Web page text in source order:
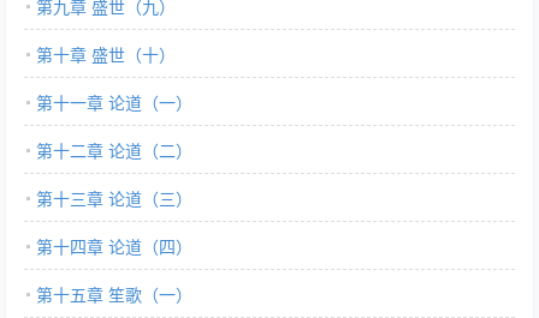
第九章 盛世（九）
第十章 盛世（十）
第十一章 论道（一）
第十二章 论道（二）
第十三章 论道（三）
第十四章 论道（四）
第十五章 笙歌（一）